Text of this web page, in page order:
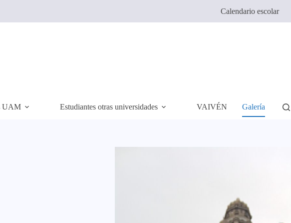
Calendario escolar
UAM Estudiantes otras universidades VAIVÉN Galería